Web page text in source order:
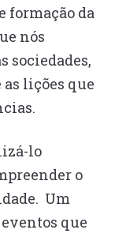
formação da
nós
sociedades,
lições que
lo
o
Um
que